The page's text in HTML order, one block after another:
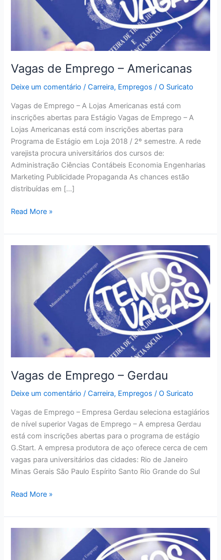
Vagas de Emprego – Americanas
Deixe um comentário /Carreira, Empregos /O Suricato
Vagas de Emprego – A Lojas Americanas está com
inscrições abertas para Estágio Vagas de Emprego – A
Lojas Americanas está com inscrições abertas para
Programa de Estágio em Loja 2018 / 2º semestre. A rede
varejista procura universitários dos cursos de:
Administração Ciências Contábeis Economia Engenharias
Marketing Publicidade Propaganda As chances estão
distribuídas em […]
Vagas
Emprego
–
Read More »
Vagas de Emprego – Gerdau
Deixe um comentário /Carreira, Empregos /O Suricato
Vagas de Emprego – Empresa Gerdau seleciona estagiários
de nível superior Vagas de Emprego – A empresa Gerdau
está com inscrições abertas para o programa de estágio
G.Start. A empresa produtora de aço oferece cerca de cem
vagas para universitários das cidades: Rio de Janeiro
Minas Gerais São Paulo Espírito Santo Rio Grande do Sul
Vagas
Emprego
–
Read More »